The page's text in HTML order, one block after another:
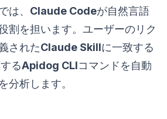
は、 Claude Codeが自然言語
割を担います。ユーザーのリク
されたClaude Skillに一致する
るApidog CLIコマンドを自動
分析します。